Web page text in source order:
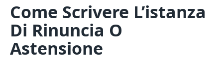
Come Scrivere L’istanza
Di Rinuncia O
Astensione